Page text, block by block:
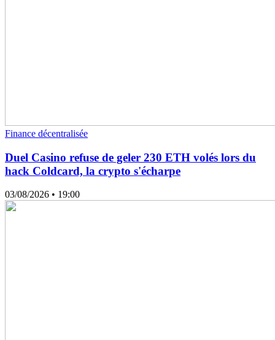
Finance décentralisée
Duel Casino refuse de geler 230 ETH volés lors du
hack Coldcard, la crypto s'écharpe
03/08/2026 • 19:00